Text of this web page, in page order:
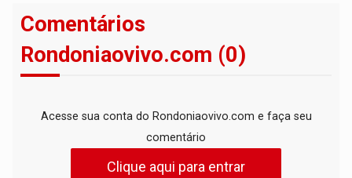
Comentários
Rondoniaovivo.com (0)
Acesse sua conta do Rondoniaovivo.com e faça seu
comentário
Clique aqui para entrar